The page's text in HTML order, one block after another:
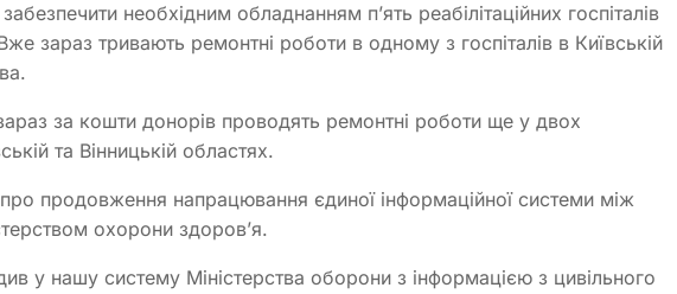
необхідним обладнанням п’ять реабілітаційних госпіталів
зараз тривають ремонтні роботи в одному з госпіталів в Київській
за кошти донорів проводять ремонтні роботи ще у двох
та Вінницькій областях.
продовження напрацювання єдиної інформаційної системи між
охорони здоров’я.
у нашу систему Міністерства оборони з інформацією з цивільного